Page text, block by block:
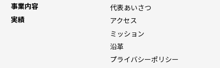
事業内容
実績
代表あいさつ
アクセス
ミッション
沿革
プライバシーポリシー